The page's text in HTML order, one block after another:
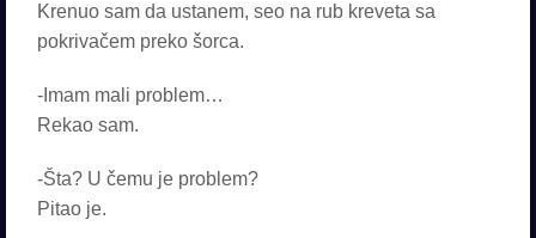
Krenuo sam da ustanem, seo na rub kreveta sa
pokrivačem preko šorca.
-Imam mali problem…
Rekao sam.
-Šta? U čemu je problem?
Pitao je.